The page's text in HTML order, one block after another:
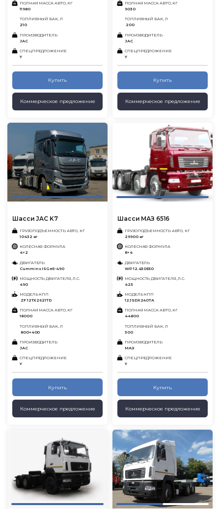
ПОЛНАЯ МАССА АВТО, КГ
11980
ТОПЛИВНЫЙ БАК, Л
210
ПРОИЗВОДИТЕЛЬ
JAC
СПЕЦПРЕДЛОЖЕНИЕ
Y
Купить
Коммерческое предложение
ПОЛНАЯ МАССА АВТО, КГ
9030
ТОПЛИВНЫЙ БАК, Л
200
ПРОИЗВОДИТЕЛЬ
JAC
СПЕЦПРЕДЛОЖЕНИЕ
Y
Купить
Коммерческое предложение
Шасси JAC K7
ГРУЗОПОДЪЕМНОСТЬ АВТО, КГ
10432 кг
КОЛЕСНАЯ ФОРМУЛА
4×2
ДВИГАТЕЛЬ
Cummins ISGe5-490
МОЩНОСТЬ ДВИГАТЕЛЯ, Л.С.
490
МОДЕЛЬ КПП
ZF 12TX2621TD
ПОЛНАЯ МАССА АВТО, КГ
18000
ТОПЛИВНЫЙ БАК, Л
800+400
ПРОИЗВОДИТЕЛЬ
JAC
СПЕЦПРЕДЛОЖЕНИЕ
Y
Купить
Коммерческое предложение
Шасси МАЗ 6516
ГРУЗОПОДЪЕМНОСТЬ АВТО, КГ
29900 кг
КОЛЕСНАЯ ФОРМУЛА
8×4
ДВИГАТЕЛЬ
WP 12.430Е50
МОЩНОСТЬ ДВИГАТЕЛЯ, Л.С.
423
МОДЕЛЬ КПП
12JSDX240TA
ПОЛНАЯ МАССА АВТО, КГ
44800
ТОПЛИВНЫЙ БАК, Л
300
ПРОИЗВОДИТЕЛЬ
МАЗ
СПЕЦПРЕДЛОЖЕНИЕ
Y
Купить
Коммерческое предложение